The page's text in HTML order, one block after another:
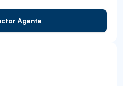
Contactar Agente
Agente